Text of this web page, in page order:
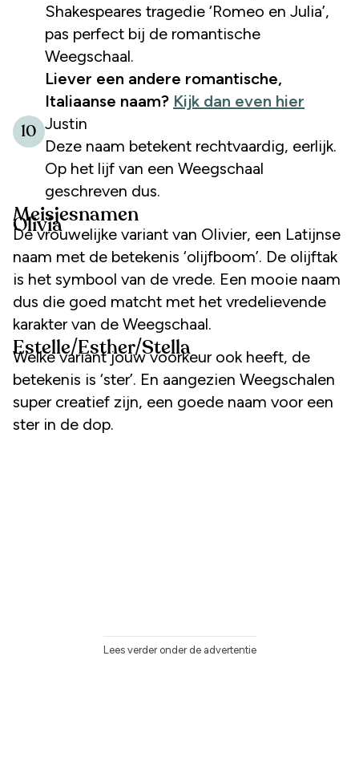
Shakespeares tragedie ‘Romeo en Julia’,
pas perfect bij de romantische
Weegschaal.
Liever een andere romantische,
Italiaanse naam? Kijk dan even hier
10 Justin
Deze naam betekent rechtvaardig, eerlijk.
Op het lijf van een Weegschaal
geschreven dus.
Meisjesnamen
Olivia
De vrouwelijke variant van Olivier, een Latijnse
naam met de betekenis ‘olijfboom’. De olijftak
is het symbool van de vrede. Een mooie naam
dus die goed matcht met het vredelievende
karakter van de Weegschaal.
Estelle/Esther/Stella
Welke variant jouw voorkeur ook heeft, de
betekenis is ‘ster’. En aangezien Weegschalen
super creatief zijn, een goede naam voor een
ster in de dop.
Lees verder onder de advertentie